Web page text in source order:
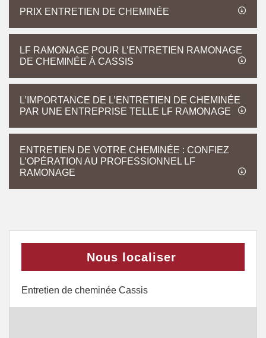
PRIX ENTRETIEN DE CHEMINÉE
LF RAMONAGE POUR L’ENTRETIEN RAMONAGE
DE CHEMINÉE À CASSIS
L’IMPORTANCE DE L’ENTRETIEN DE CHEMINÉE
PAR UNE ENTREPRISE TELLE LF RAMONAGE
ENTRETIEN DE VOTRE CHEMINÉE : CONFIEZ
L’OPÉRATION AU PROFESSIONNEL LF
RAMONAGE
Nous localiser
Entretien de cheminée Cassis